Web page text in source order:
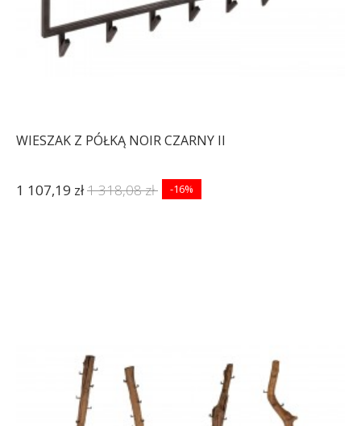
WIESZAK Z PÓŁKĄ NOIR CZARNY II
1 107,19 zł1 318,08 zł -16%